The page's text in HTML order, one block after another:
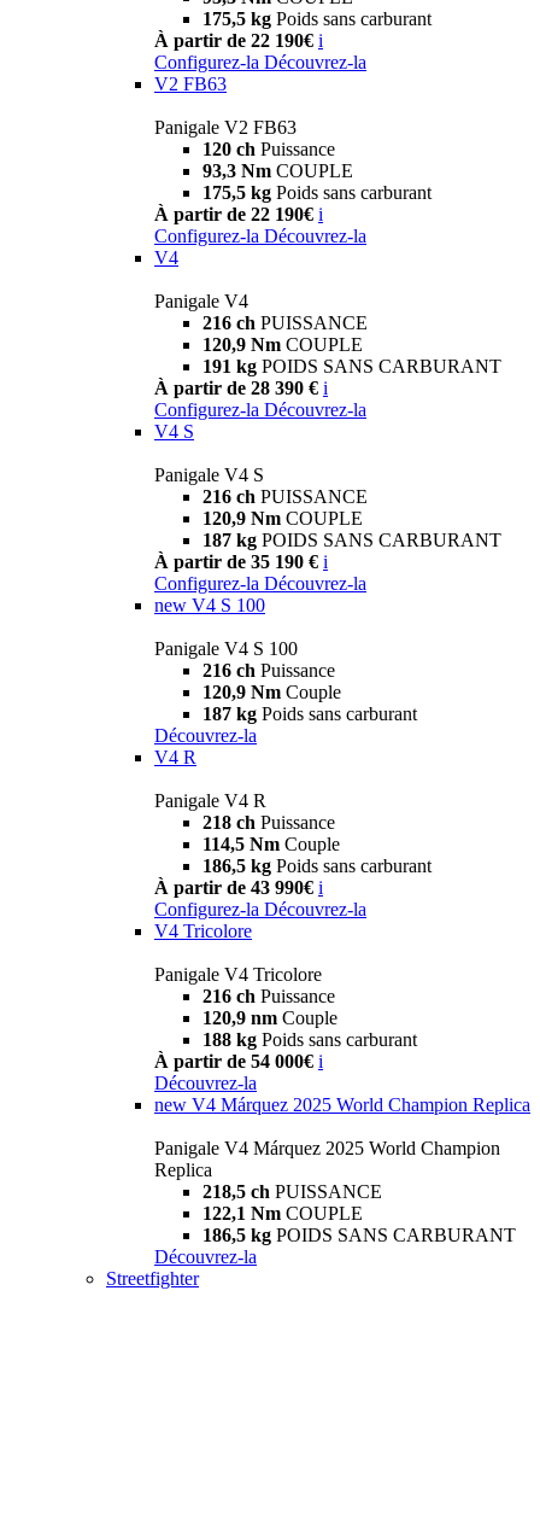
175,5 kg Poids sans carburant
À partir de 22 190€ i
Configurez-la Découvrez-la
V2 FB63
Panigale V2 FB63
120 ch Puissance
93,3 Nm COUPLE
175,5 kg Poids sans carburant
À partir de 22 190€ i
Configurez-la Découvrez-la
V4
Panigale V4
216 ch PUISSANCE
120,9 Nm COUPLE
191 kg POIDS SANS CARBURANT
À partir de 28 390 € i
Configurez-la Découvrez-la
V4 S
Panigale V4 S
216 ch PUISSANCE
120,9 Nm COUPLE
187 kg POIDS SANS CARBURANT
À partir de 35 190 € i
Configurez-la Découvrez-la
new V4 S 100
Panigale V4 S 100
216 ch Puissance
120,9 Nm Couple
187 kg Poids sans carburant
Découvrez-la
V4 R
Panigale V4 R
218 ch Puissance
114,5 Nm Couple
186,5 kg Poids sans carburant
À partir de 43 990€ i
Configurez-la Découvrez-la
V4 Tricolore
Panigale V4 Tricolore
216 ch Puissance
120,9 nm Couple
188 kg Poids sans carburant
À partir de 54 000€ i
Découvrez-la
new V4 Márquez 2025 World Champion Replica
Panigale V4 Márquez 2025 World Champion
Replica
218,5 ch PUISSANCE
122,1 Nm COUPLE
186,5 kg POIDS SANS CARBURANT
Découvrez-la
Streetfighter